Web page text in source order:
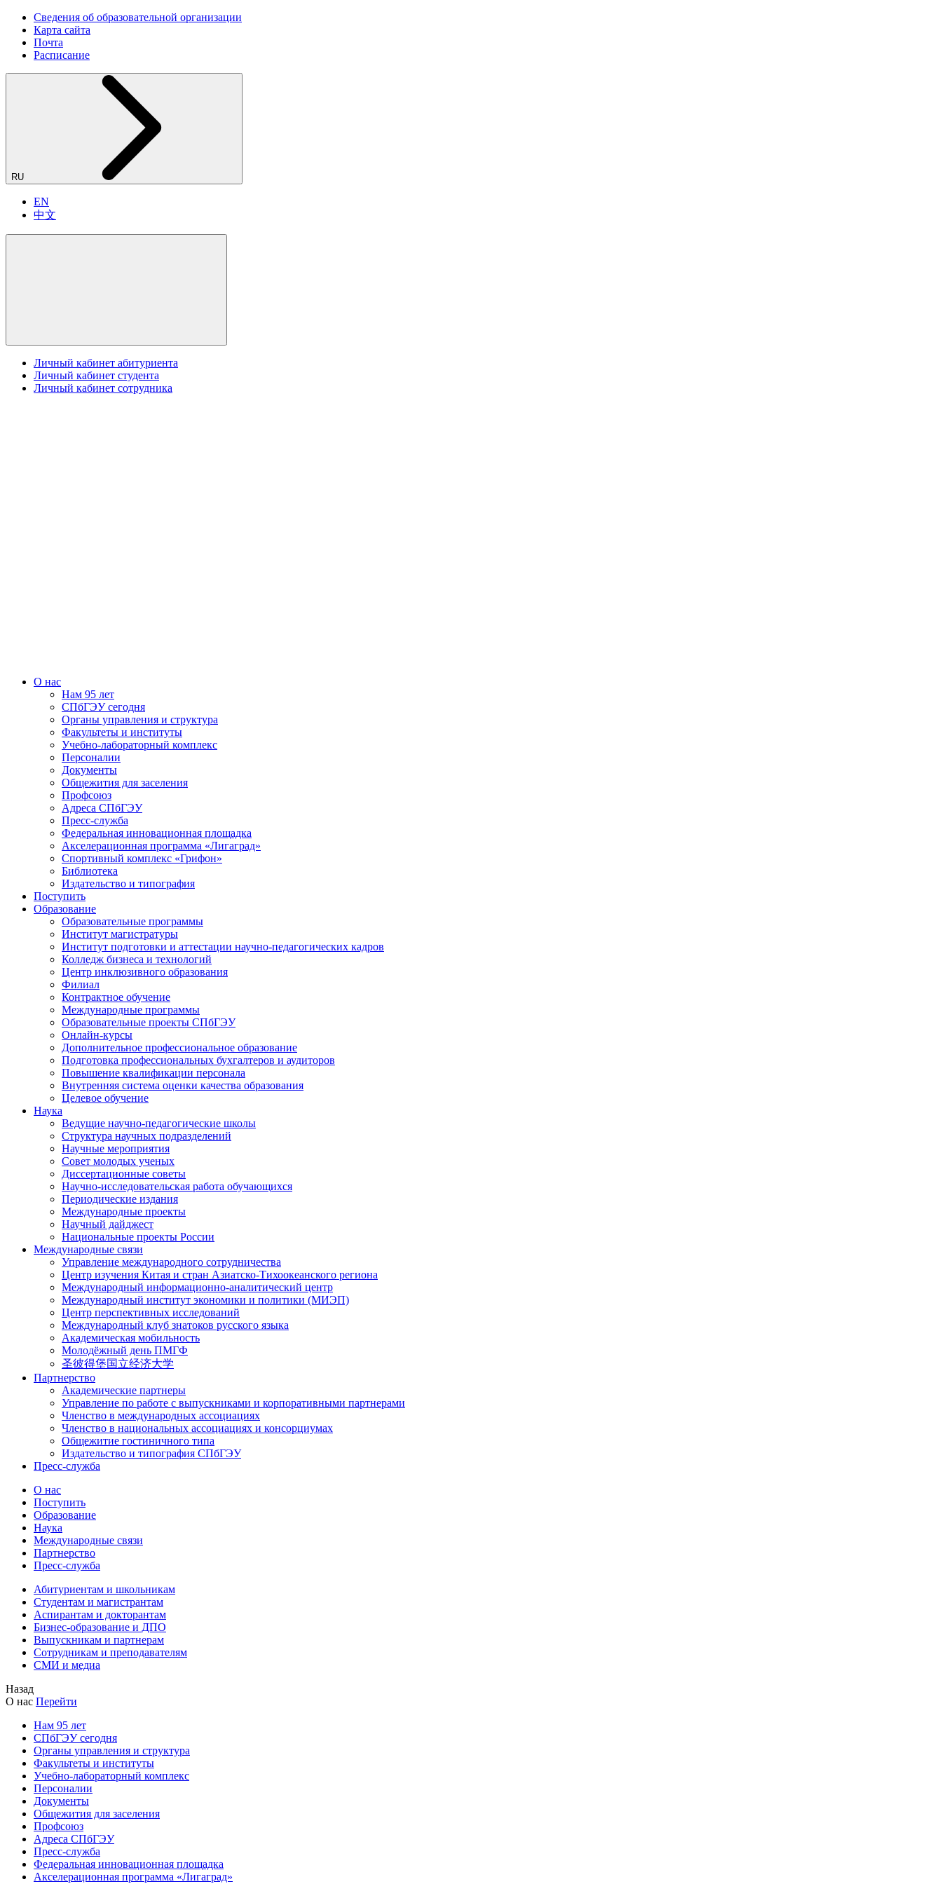
Сведения об образовательной организации
Карта сайта
Почта
Расписание
RU
EN
中文
Личный кабинет абитуриента
Личный кабинет студента
Личный кабинет сотрудника
О нас
Нам 95 лет
СПбГЭУ сегодня
Органы управления и структура
Факультеты и институты
Учебно-лабораторный комплекс
Персоналии
Документы
Общежития для заселения
Профсоюз
Адреса СПбГЭУ
Пресс-служба
Федеральная инновационная площадка
Акселерационная программа «Лигаград»­­
Спортивный комплекс «Грифон»
Библиотека
Издательство и типография
Поступить
Образование
Образовательные программы
Институт магистратуры
Институт подготовки и аттестации научно-педагогических кадров
Колледж бизнеса и технологий
Центр инклюзивного образования
Филиал
Контрактное обучение
Международные программы
Образовательные проекты СПбГЭУ
Онлайн-курсы
Дополнительное профессиональное образование
Подготовка профессиональных бухгалтеров и аудиторов
Повышение квалификации персонала
Внутренняя система оценки качества образования
Целевое обучение
Наука
Ведущие научно-педагогические школы
Структура научных подразделений
Научные мероприятия
Совет молодых ученых
Диссертационные советы
Научно-исследовательская работа обучающихся
Периодические издания
Международные проекты
Научный дайджест
Национальные проекты России
Международные связи
Управление международного сотрудничества
Центр изучения Китая и стран Азиатско-Тихоокеанского региона
Международный информационно-аналитический центр
Международный институт экономики и политики (МИЭП)
Центр перспективных исследований
Международный клуб знатоков русского языка
Академическая мобильность
Молодёжный день ПМГФ
圣彼得堡国立经济大学
Партнерство
Академические партнеры
Управление по работе с выпускниками и корпоративными партнерами
Членство в международных ассоциациях
Членство в национальных ассоциациях и консорциумах
Общежитие гостиничного типа
Издательство и типография СПбГЭУ
Пресс-служба
О нас
Поступить
Образование
Наука
Международные связи
Партнерство
Пресс-служба
Абитуриентам и школьникам
Студентам и магистрантам
Аспирантам и докторантам
Бизнес-образование и ДПО
Выпускникам и партнерам
Сотрудникам и преподавателям
СМИ и медиа
Назад
О нас Перейти
Нам 95 лет
СПбГЭУ сегодня
Органы управления и структура
Факультеты и институты
Учебно-лабораторный комплекс
Персоналии
Документы
Общежития для заселения
Профсоюз
Адреса СПбГЭУ
Пресс-служба
Федеральная инновационная площадка
Акселерационная программа «Лигаград»­­